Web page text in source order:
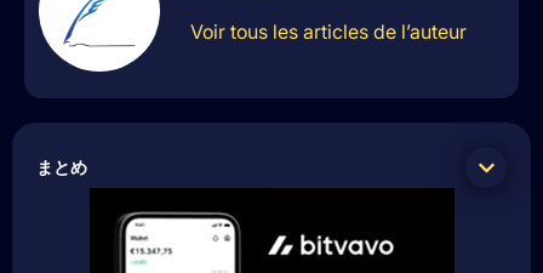
Voir tous les articles de l’auteur
まとめ